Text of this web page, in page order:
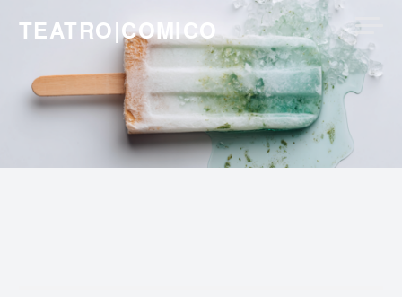
content
TEATRO|COMICO